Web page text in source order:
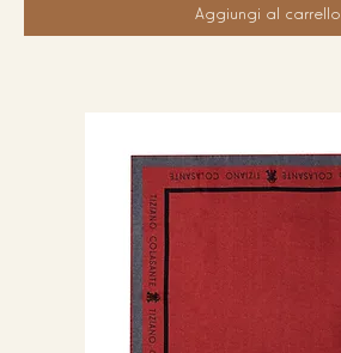
Aggiungi al carrello